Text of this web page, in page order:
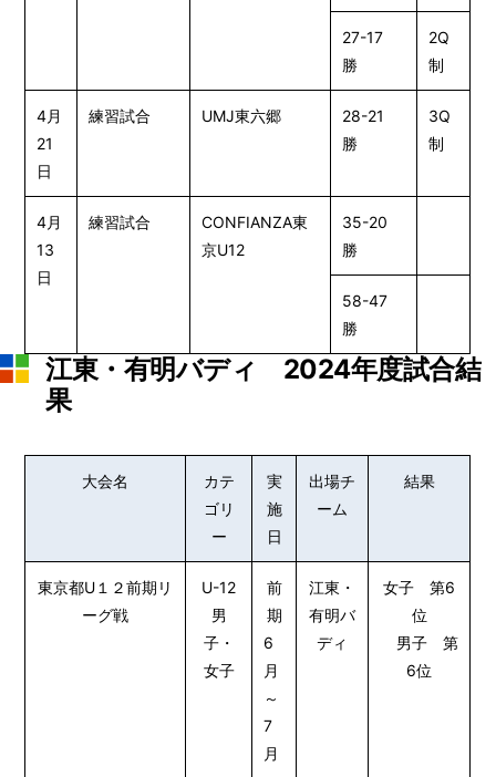
27-17
勝
2Q
制
4月
21
日
練習試合 UMJ東六郷
28-21
勝
3Q
制
4月
13
日
練習試合
CONFIANZA東
京U12
35-20
勝
58-47
勝
江東・有明バディ 2024年度試合結
果
大会名
カテ
ゴリ
ー
実
施
日
出場チ
ーム
結果
東京都U１２前期リ
ーグ戦
U-12
男
子・
女子
前
期
6
月
～
7
月
江東・
有明バ
ディ
女子 第6
位
男子 第
6位